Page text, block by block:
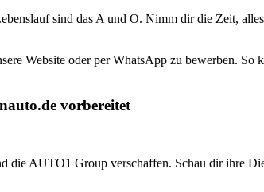
sind das A und O. Nimm dir die Zeit,
Website oder per WhatsApp zu bewerben. So
vorbereitet
AUTO1 Group verschaffen. Schau dir ihre